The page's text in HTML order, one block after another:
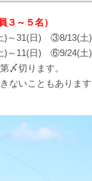
３～５名）
～31(日) ③8/13(土)
～11(日) ⑥9/24(土)
〆切ります。
ないこともありま